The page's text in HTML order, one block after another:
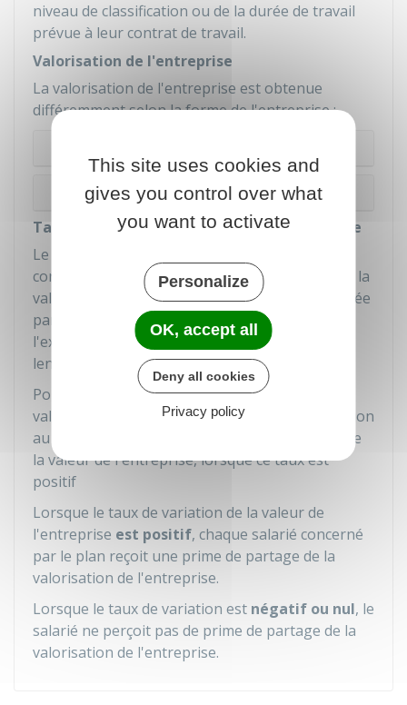
niveau de classification ou de la durée de travail
prévue à leur contrat de travail.
Valorisation de l'entreprise
La valorisation de l'entreprise est obtenue
différemment selon la forme de l'entreprise :
Dans les entreprises cotées en bourse
Taux de variation de la valeur de l'entreprise
Le taux de variation de la valeur de l'entreprise
correspond au taux de variation constaté entre la
valeur de l'entreprise déterminée à une date fixée
par l'accord et la valeur de l'entreprise à
l'expiration du délai de 3 ans débutant le
lendemain de cette date.
Pour chaque salarié, la prime de partage de la
valorisation de l'entreprise résulte de l'application
au montant de référence du taux de variation de
la valeur de l'entreprise, lorsque ce taux est
positif
Lorsque le taux de variation de la valeur de
l'entreprise est positif, chaque salarié concerné
par le plan reçoit une prime de partage de la
valorisation de l'entreprise.
Lorsque le taux de variation est négatif ou nul, le
salarié ne perçoit pas de prime de partage de la
valorisation de l'entreprise.
This site uses cookies and
gives you control over what
you want to activate
Personalize
OK, accept all
Deny all cookies
Privacy policy